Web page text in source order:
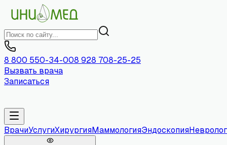
8 800 550-34-008 928 708-25-25
Вызвать врача
Записаться
ВрачиУслугиХирургияМаммологияЭндоскопия